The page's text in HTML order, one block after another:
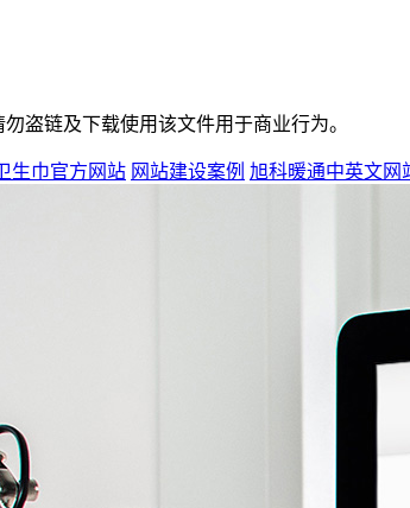
盗链及下载使用该文件用于商业行为。
生巾官方网站 网站建设案例 旭科暖通中英文网